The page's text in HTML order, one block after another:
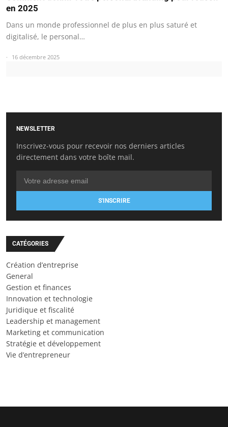
en 2025
Dans un monde professionnel de plus en plus saturé et
digitalisé, le personal…
16 décembre 2025
NEWSLETTER
Inscrivez-vous pour recevoir nos derniers articles
directement dans votre boîte mail.
S'INSCRIRE
CATÉGORIES
Création d’entreprise
General
Gestion et finances
Innovation et technologie
Juridique et fiscalité
Leadership et management
Marketing et communication
Stratégie et développement
Vie d’entrepreneur